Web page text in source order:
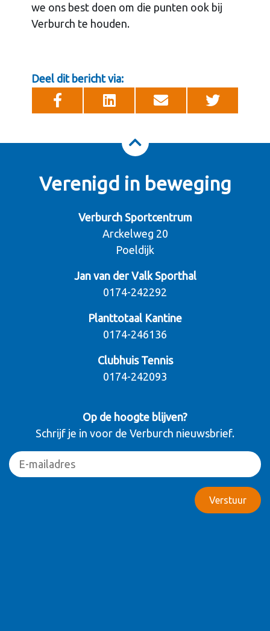
we ons best doen om die punten ook bij
Verburch te houden.
Deel dit bericht via:
Verenigd in beweging
Verburch Sportcentrum
Arckelweg 20
Poeldijk
Jan van der Valk Sporthal
0174-242292
Planttotaal Kantine
0174-246136
Clubhuis Tennis
0174-242093
Op de hoogte blijven?
Schrijf je in voor de Verburch nieuwsbrief.